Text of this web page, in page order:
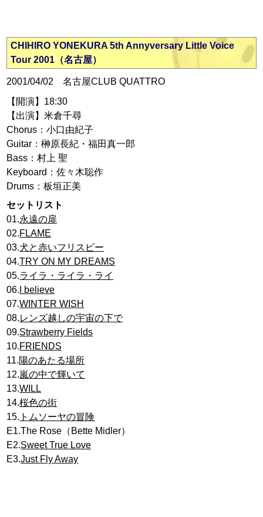
CHIHIRO YONEKURA 5th Annyversary Little Voice
Tour 2001（名古屋）
2001/04/02 名古屋CLUB QUATTRO
【開演】18:30
【出演】米倉千尋
Chorus：小口由紀子
Guitar：榊原長紀・福田真一郎
Bass：村上 聖
Keyboard：佐々木聡作
Drums：板垣正美
セットリスト
01.永遠の扉
02.FLAME
03.犬と赤いフリスビー
04.TRY ON MY DREAMS
05.ライラ・ライラ・ライ
06. I believe
07.WINTER WISH
08.レンズ越しの宇宙の下で
09.Strawberry Fields
10.FRIENDS
11.陽のあたる場所
12.嵐の中で輝いて
13.WILL
14.桜色の街
15. トムソーヤの冒険
E1.The Rose（Bette Midler）
E2.Sweet True Love
E3.Just Fly Away